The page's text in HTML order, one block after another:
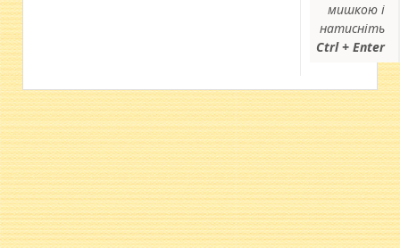
мишкою і
натисніть
Ctrl + Enter